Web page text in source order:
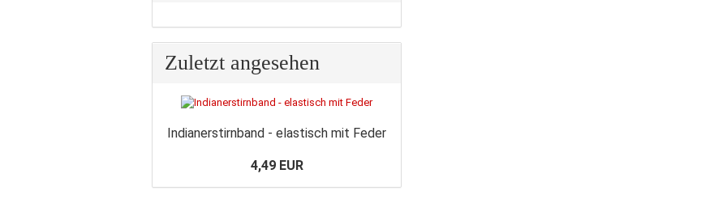
Zuletzt angesehen
Indianerstirnband - elastisch mit Feder
4,49 EUR